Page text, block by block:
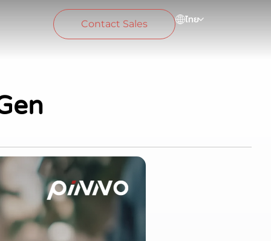
Contact Sales ไทย